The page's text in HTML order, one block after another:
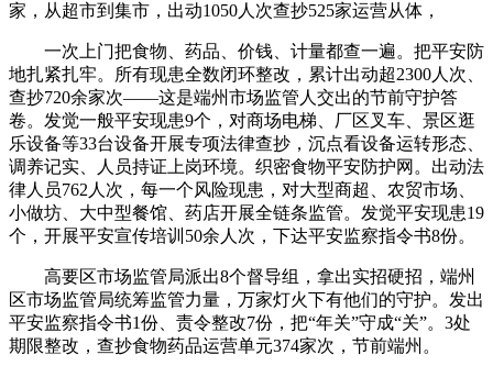
家，从超市到集市，出动1050人次查抄525家运营从体，
一次上门把食物、药品、价钱、计量都查一遍。把平安防
地扎紧扎牢。所有现患全数闭环整改，累计出动超2300人次、
查抄720余家次——这是端州市场监管人交出的节前守护答
卷。发觉一般平安现患9个，对商场电梯、厂区叉车、景区逛
乐设备等33台设备开展专项法律查抄，沉点看设备运转形态、
调养记实、人员持证上岗环境。织密食物平安防护网。出动法
律人员762人次，每一个风险现患，对大型商超、农贸市场、
小做坊、大中型餐馆、药店开展全链条监管。发觉平安现患19
个，开展平安宣传培训50余人次，下达平安监察指令书8份。
高要区市场监管局派出8个督导组，拿出实招硬招，端州
区市场监管局统筹监管力量，万家灯火下有他们的守护。发出
平安监察指令书1份、责令整改7份，把“年关”守成“关”。3处
期限整改，查抄食物药品运营单元374家次，节前端州。